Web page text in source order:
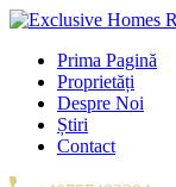
Prima Pagină
Proprietăți
Despre Noi
Știri
Contact